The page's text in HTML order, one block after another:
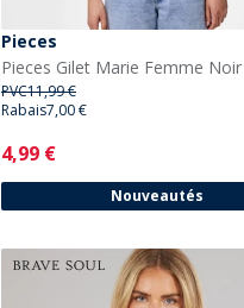
Pieces
Pieces Gilet Marie Femme Noir
PVC11,99 €
Rabais7,00 €
Current
4,99 €
Nouveautés